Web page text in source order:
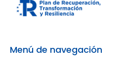
Menú de navegación